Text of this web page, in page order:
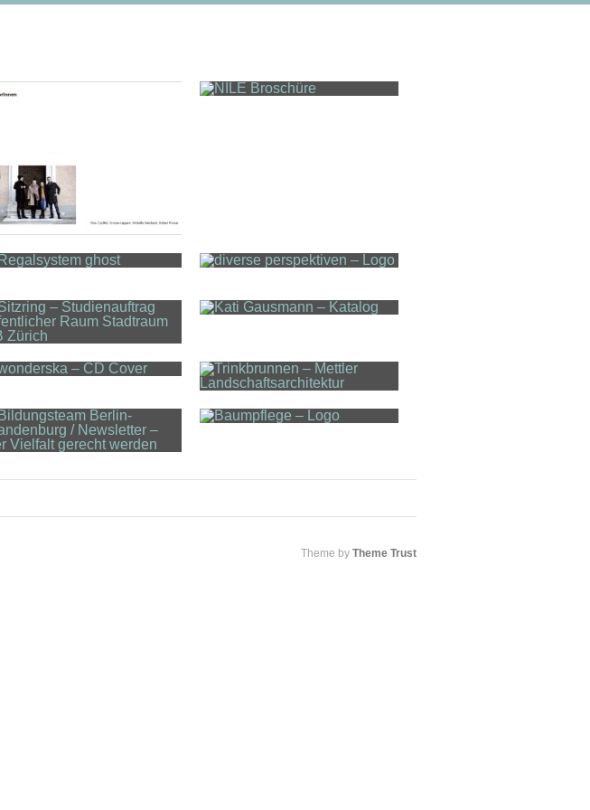
Theme by Theme Trust